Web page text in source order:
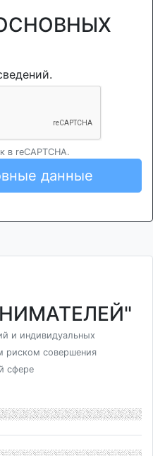
в reCAPTCHA.
данные
и индивидуальных
риском совершения
сфере